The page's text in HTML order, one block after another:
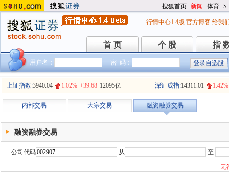
搜狐首页-新闻 -体育-S
行情中心1.4版 官方博客 给我
首 页
首 页 个 股
个 股 指
指
用户名： 密 码：
上证指数:3940.04 1.02% +39.68 12095亿 深证成指:14311.01 1.42%
内部交易 大宗交易 融资融券交易
融资融券交易
公司代码 从 至
无